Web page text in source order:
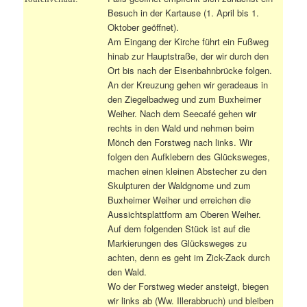
Besuch in der Kartause (1. April bis 1.
Oktober geöffnet).
Am Eingang der Kirche führt ein Fußweg
hinab zur Hauptstraße, der wir durch den
Ort bis nach der Eisenbahnbrücke folgen.
An der Kreuzung gehen wir geradeaus in
den Ziegelbadweg und zum Buxheimer
Weiher. Nach dem Seecafé gehen wir
rechts in den Wald und nehmen beim
Mönch den Forstweg nach links. Wir
folgen den Aufklebern des Glücksweges,
machen einen kleinen Abstecher zu den
Skulpturen der Waldgnome und zum
Buxheimer Weiher und erreichen die
Aussichtsplattform am Oberen Weiher.
Auf dem folgenden Stück ist auf die
Markierungen des Glücksweges zu
achten, denn es geht im Zick-Zack durch
den Wald.
Wo der Forstweg wieder ansteigt, biegen
wir links ab (Ww. Illerabbruch) und bleiben